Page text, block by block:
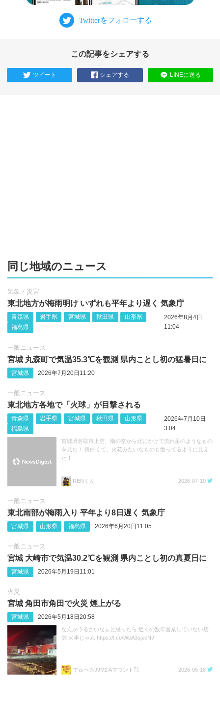
この記事をシェアする
ツイート シェアする LINEに送る
同じ地域のニュース
気象・災害
東北地方が梅雨明け いずれも平年より遅く 気象庁
青森県 岩手県 宮城県 秋田県
山形県
福島県
2026年8月4日
11:04
一般ニュース
宮城 丸森町で気温35.3℃を観測 県内ことし初の猛暑日に
宮城県 2026年7月20日11:20
一般ニュース
東北地方各地で「火球」が目撃される
青森県 岩手県 宮城県 秋田県
山形県
福島県
2026年7月10日
3:04
宮城県名取市上空、南の空から北にかけて流れ星のようなもの
を見た！ 青白くて、火花みたいなものも散ってるように見え
た！
RENくん 2026-07-10
一般ニュース
東北南部が梅雨入り 平年より8日遅く 気象庁
宮城県 山形県 福島県 2026年6月20日11:05
一般ニュース
宮城 大崎市で気温30.2℃を観測 県内ことし初の真夏日に
宮城県 2026年5月19日11:01
火災
宮城 角田市角田で火災 煙上がる
宮城県 2026年5月18日20:58
なんかうるさいなぁと思ったら 近くの数年営業していない店
舗 火事じゃん https://t.co/WbA3sjxeNJ
でゅべる99M2 Aマウント㌠ 2026-05-18